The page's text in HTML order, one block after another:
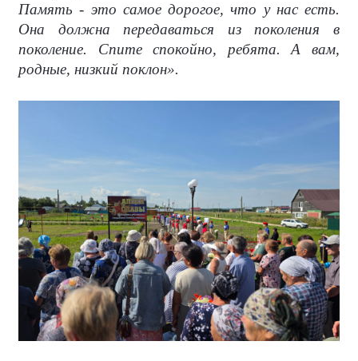
Память - это самое дорогое, что у нас есть.
Она должна передаваться из поколения в
поколение. Спите спокойно, ребята. А вам,
родные, низкий поклон».